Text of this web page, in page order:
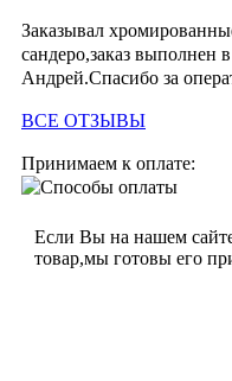
Заказывал
сандеро,заказ выполнен
Андрей.Спасибо за
ВСЕ ОТЗЫВЫ
Принимаем к оплате:
Если Вы на нашем
товар,мы готовы его